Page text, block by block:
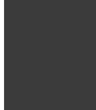
Et nyt studie
frekvensen og
USA. De sidste 50-
forholdsvis konstant,
op i større outbreaks,
Dette betyder